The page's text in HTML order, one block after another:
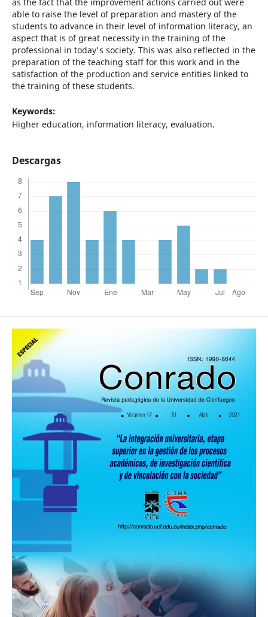
as the fact that the improvement actions carried out were
able to raise the level of preparation and mastery of the
students to advance in their level of information literacy, an
aspect that is of great necessity in the training of the
professional in today's society. This was also reflected in the
preparation of the teaching staff for this work and in the
satisfaction of the production and service entities linked to
the training of these students.
Keywords:
Higher education, information literacy, evaluation.
Descargas